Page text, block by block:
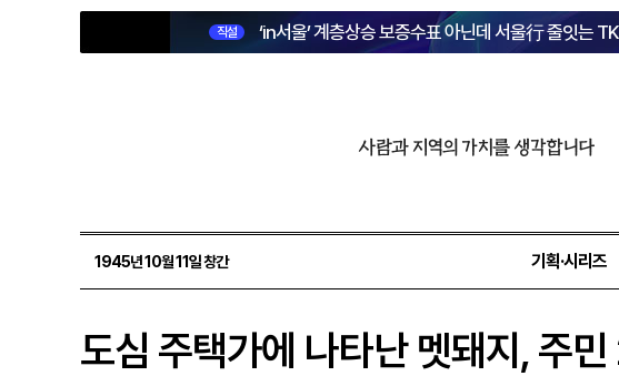
직설 ‘in서울’ 계층상승 보증수표 아닌데 서울行 줄잇는 TK
사람과 지역의 가치를 생각합니다
1945년 10월 11일 창간 기획·시리즈
도심 주택가에 나타난 멧돼지, 주민